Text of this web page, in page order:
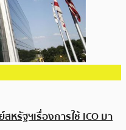
รัฐฯเรื่องการใช้ ICO มา